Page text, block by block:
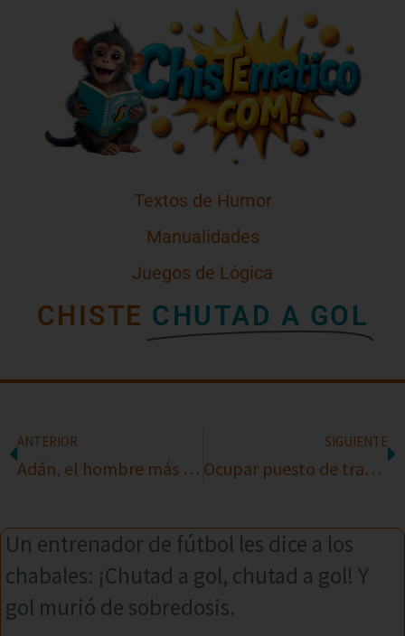
Textos de Humor
Manualidades
Juegos de Lógica
CHISTE CHUTAD A GOL
ANTERIOR
Adán, el hombre más feliz de la tierra
SIGUIENTE
Ocupar puesto de trabajo
Un entrenador de fútbol les dice a los
chabales: ¡Chutad a gol, chutad a gol! Y
gol murió de sobredosis.